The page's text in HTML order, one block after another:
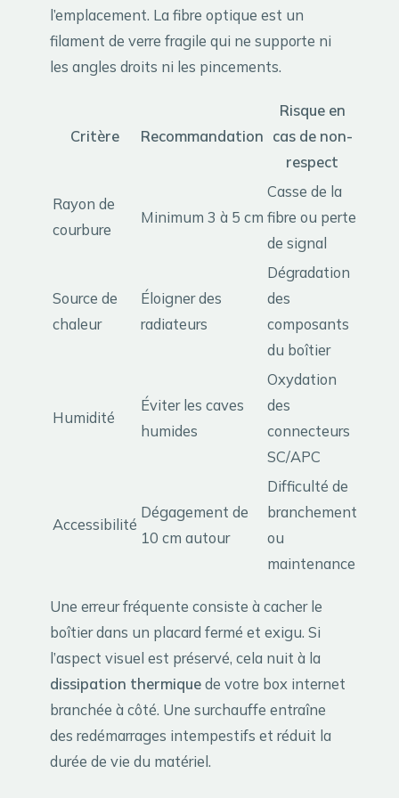
l’emplacement. La fibre optique est un
filament de verre fragile qui ne supporte ni
les angles droits ni les pincements.
Critère Recommandation
Risque en
cas de non-
respect
Rayon de
courbure
Minimum 3 à 5 cm
Casse de la
fibre ou perte
de signal
Source de
chaleur
Éloigner des
radiateurs
Dégradation
des
composants
du boîtier
Humidité
Éviter les caves
humides
Oxydation
des
connecteurs
SC/APC
Accessibilité
Dégagement de
10 cm autour
Difficulté de
branchement
ou
maintenance
Une erreur fréquente consiste à cacher le
boîtier dans un placard fermé et exigu. Si
l’aspect visuel est préservé, cela nuit à la
dissipation thermiquede votre box internet
branchée à côté. Une surchauffe entraîne
des redémarrages intempestifs et réduit la
durée de vie du matériel.